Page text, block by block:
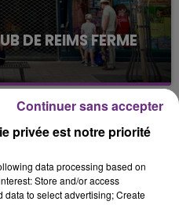
DE REIMS FERME
du centre-ville
est contraint de
0h17
0h17
privée est notre priorité
data processing based on
Store and/or access
to select advertising; Create
Continuer sans accepter